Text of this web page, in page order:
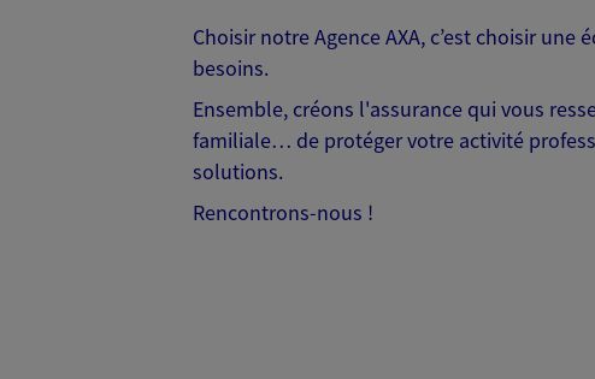
Choisir notre Agence AXA, c’est choisir
besoins.
Ensemble, créons l'assurance qui vous
familiale… de protéger votre activité
solutions.
Rencontrons-nous !